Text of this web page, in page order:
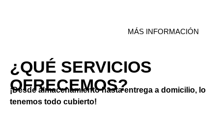
MÁS INFORMACIÓN
¿QUÉ SERVICIOS
OFRECEMOS?
¡Desde almacenamiento hasta entrega a domicilio, lo
tenemos todo cubierto!